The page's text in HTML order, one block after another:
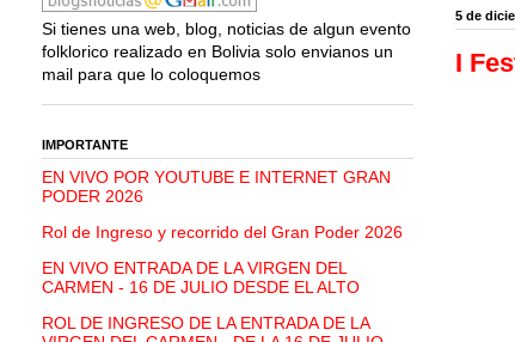
5 de
I
Si tienes una web, blog, noticias de algun evento
folklorico realizado en Bolivia solo envianos un
mail para que lo coloquemos
IMPORTANTE
EN VIVO POR YOUTUBE E INTERNET GRAN
PODER 2026
Rol de Ingreso y recorrido del Gran Poder 2026
EN VIVO ENTRADA DE LA VIRGEN DEL
CARMEN - 16 DE JULIO DESDE EL ALTO
ROL DE INGRESO DE LA ENTRADA DE LA